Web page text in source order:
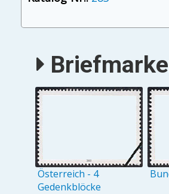
Österreich - 4
Gedenkblöcke